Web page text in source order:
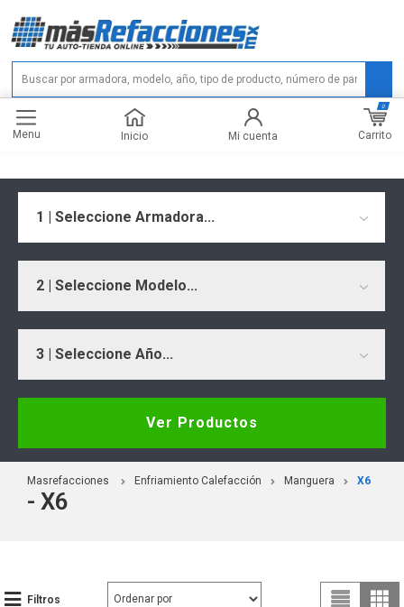
Menu Inicio Mi cuenta Carrito
0
1 | Seleccione Armadora...
2 | Seleccione Modelo...
3 | Seleccione Año...
Ver Productos
Masrefacciones Enfriamiento Calefacción Manguera X6
- X6
Filtros